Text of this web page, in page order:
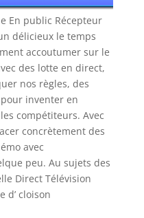
En public Récepteur
délicieux le temps
accoutumer sur le
des lotte en direct,
nos règles, des
inventer en
compétiteurs. Avec
concrètement des
avec
peu. Au sujets des
Direct Télévision
d’ cloison